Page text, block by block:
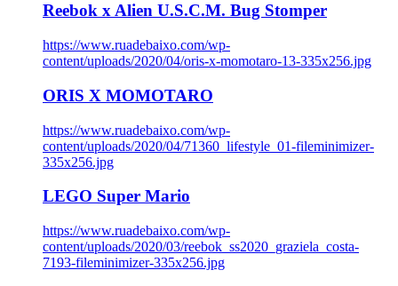
Reebok x Alien U.S.C.M. Bug Stomper
https://www.ruadebaixo.com/wp-
content/uploads/2020/04/oris-x-momotaro-13-335x256.jpg
ORIS X MOMOTARO
https://www.ruadebaixo.com/wp-
content/uploads/2020/04/71360_lifestyle_01-fileminimizer-
335x256.jpg
LEGO Super Mario
https://www.ruadebaixo.com/wp-
content/uploads/2020/03/reebok_ss2020_graziela_costa-
7193-fileminimizer-335x256.jpg